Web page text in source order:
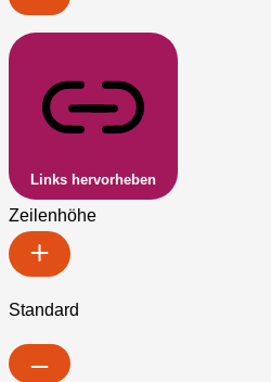
Links hervorheben
Zeilenhöhe
Standard